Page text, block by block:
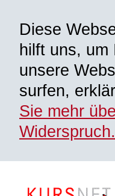
Diese
hilft uns,
unsere
surfen,
Sie mehr
Widerspruch.